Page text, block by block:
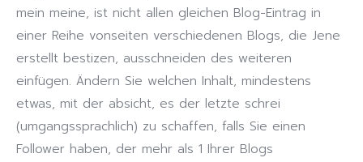
mein meine, ist nicht allen gleichen Blog-Eintrag in
einer Reihe vonseiten verschiedenen Blogs, die Jene
erstellt bestizen, ausschneiden des weiteren
einfügen. Ändern Sie welchen Inhalt, mindestens
etwas, mit der absicht, es der letzte schrei
(umgangssprachlich) zu schaffen, falls Sie einen
Follower haben, der mehr als 1 Ihrer Blogs